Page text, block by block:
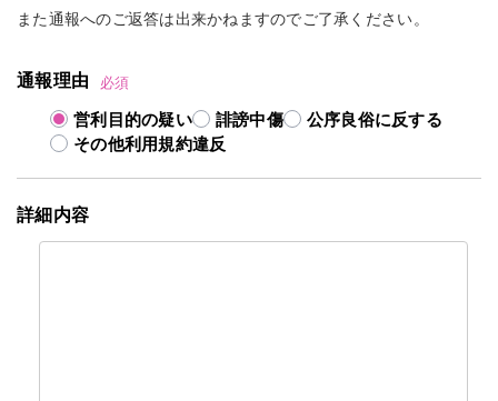
また通報へのご返答は出来かねますのでご了承ください。
通報理由 必須
営利目的の疑い 誹謗中傷
公序良俗に反する
その他利用規約違反
詳細内容